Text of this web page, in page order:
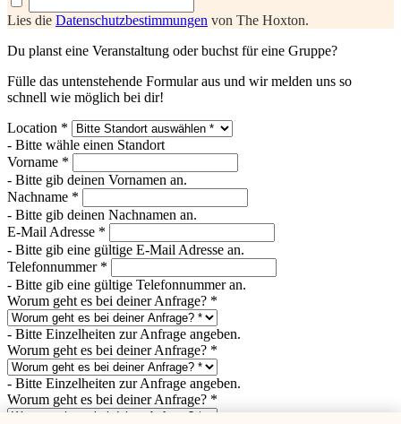
Lies die Datenschutzbestimmungen von The Hoxton.
Du planst eine Veranstaltung oder buchst für eine Gruppe?
Fülle das untenstehende Formular aus und wir melden uns so
schnell wie möglich bei dir!
Location *
- Bitte wähle einen Standort
Vorname *
- Bitte gib deinen Vornamen an.
Nachname *
- Bitte gib deinen Nachnamen an.
E-Mail Adresse *
- Bitte gib eine gültige E-Mail Adresse an.
Telefonnummer *
- Bitte gib eine gültige Telefonnummer an.
Worum geht es bei deiner Anfrage? *
- Bitte Einzelheiten zur Anfrage angeben.
Worum geht es bei deiner Anfrage? *
- Bitte Einzelheiten zur Anfrage angeben.
Worum geht es bei deiner Anfrage? *